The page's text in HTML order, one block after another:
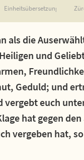
Einheitsübersetzung
als die
und
Geduld; und
vergebt euch
hat gegen
vergeben hat,